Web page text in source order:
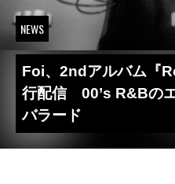
NEWS
Foi、2ndアルバム『
行配信 00’s R&Bの
バラード